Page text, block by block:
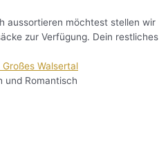
aussortieren möchtest stellen wir
zur Verfügung. Dein restliches
Walsertal
und Romantisch